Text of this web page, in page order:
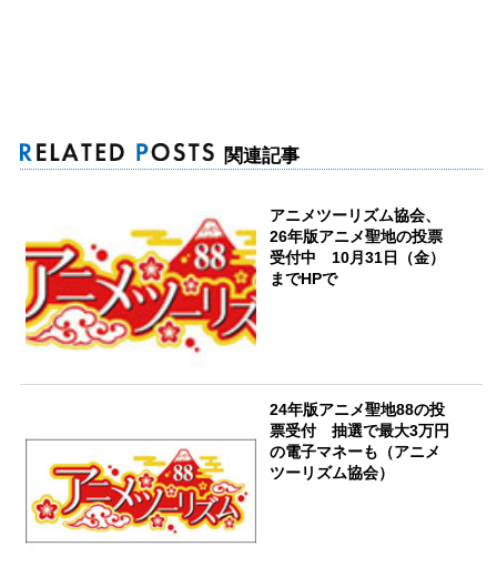
関連記事
アニメツーリズム協会、
26年版アニメ聖地の投票
受付中 10月31日（金）
までHPで
24年版アニメ聖地88の投
票受付 抽選で最大3万円
の電子マネーも（アニメ
ツーリズム協会）